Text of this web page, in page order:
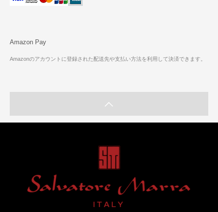
Amazon Pay
Amazonのアカウントに登録された配送先や支払い方法を利用して決済できます。